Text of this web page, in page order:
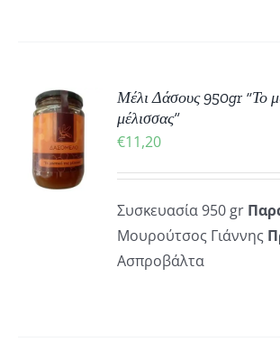
Μέλι Δάσους 950gr “Το
μέλισσας”
€11,20
Συσκευασία 950 gr
Μουρούτσος Γιάννης
Ασπροβάλτα